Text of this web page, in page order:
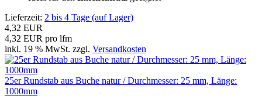
Lieferzeit: 2 bis 4 Tage (auf Lager)
4,32 EUR
4,32 EUR pro lfm
inkl. 19 % MwSt. zzgl. Versandkosten
25er Rundstab aus Buche natur / Durchmesser: 25 mm, Länge:
1000mm